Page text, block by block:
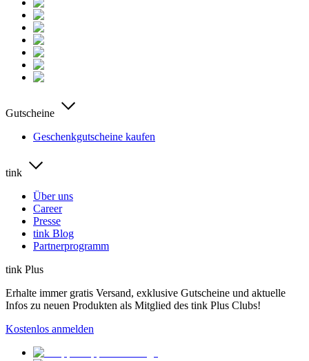
Gutscheine
Geschenkgutscheine kaufen
tink
Über uns
Career
Presse
tink Blog
Partnerprogramm
tink Plus
Erhalte immer gratis Versand, exklusive Gutscheine und aktuelle
Infos zu neuen Produkten als Mitglied des tink Plus Clubs!
Kostenlos anmelden